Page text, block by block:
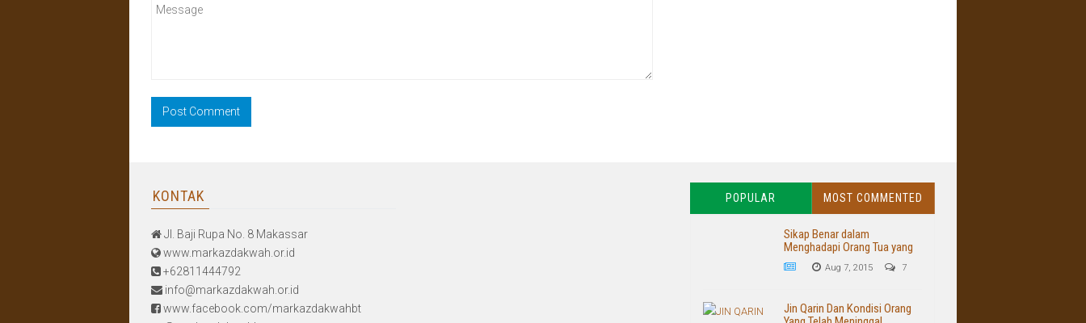
KONTAK
Jl. Baji Rupa No. 8 Makassar
www.markazdakwah.or.id
+62811444792
info@markazdakwah.or.id
www.facebook.com/markazdakwahbt
POPULAR MOST COMMENTED
Sikap Benar dalam
Menghadapi Orang Tua yang
Buruk dan Kasar
Aug 7, 2015 7
Jin Qarin Dan Kondisi Orang